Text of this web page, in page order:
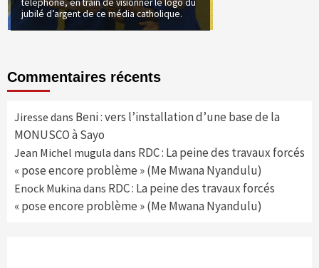
téléphone, en train de visionner le logo du
jubilé d’argent de ce média catholique.
Commentaires récents
Jiresse dans Beni : vers l’installation d’une base de la
MONUSCO à Sayo
Jean Michel mugula dans RDC : La peine des travaux forcés
« pose encore problème » (Me Mwana Nyandulu)
Enock Mukina dans RDC : La peine des travaux forcés
« pose encore problème » (Me Mwana Nyandulu)